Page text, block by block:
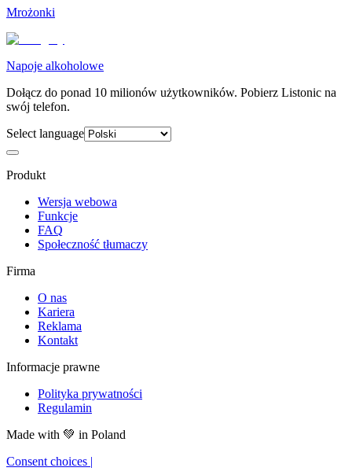
Mrożonki
Napoje alkoholowe
Dołącz do ponad 10 milionów użytkowników. Pobierz Listonic na
swój telefon.
Select language
Produkt
Wersja webowa
Funkcje
FAQ
Społeczność tłumaczy
Firma
O nas
Kariera
Reklama
Kontakt
Informacje prawne
Polityka prywatności
Regulamin
Made with 💚 in Poland
Consent choices |